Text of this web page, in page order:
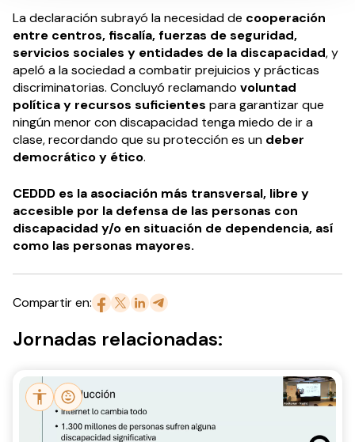
La declaración subrayó la necesidad de cooperación
entre centros, fiscalía, fuerzas de seguridad,
servicios sociales y entidades de la discapacidad, y
apeló a la sociedad a combatir prejuicios y prácticas
discriminatorias. Concluyó reclamando voluntad
política y recursos suficientes para garantizar que
ningún menor con discapacidad tenga miedo de ir a
clase,recordando que su protección es un deber
democrático y ético.
CEDDD es la asociación más transversal, libre y
accesible por la defensa de las personas con
discapacidad y/o en situación de dependencia, así
como las personas mayores.
Compartir en:
Jornadas relacionadas: